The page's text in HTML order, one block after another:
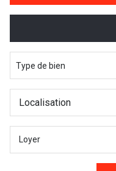
De l'immo pro
De l'immo pro
Type de bien
Localisation
Loyer